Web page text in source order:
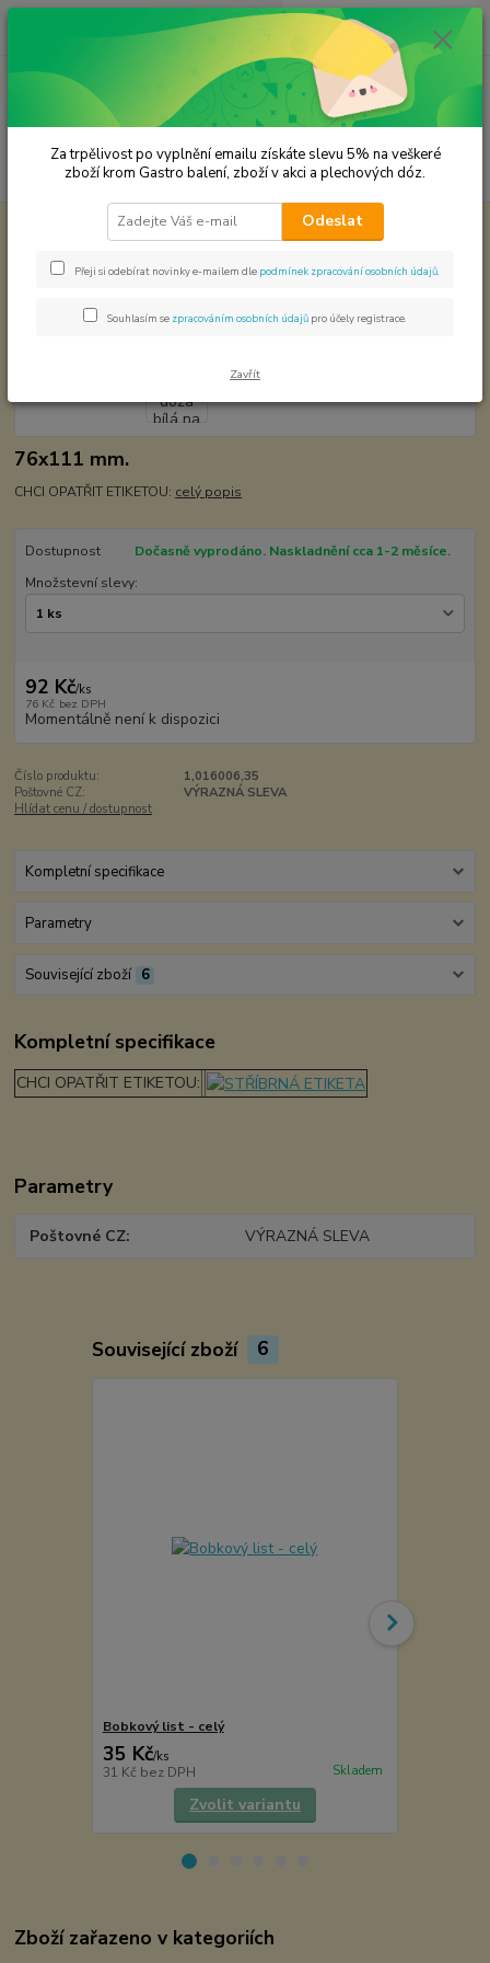
Menu
Hledat
ks
za 0,00 Kč
Plechové dózy - kořenky Olechová dóza bílá na potraviny
Olechová dóza bílá na potraviny
76x111 mm.
CHCI OPATŘIT ETIKETOU: celý popis
Dostupnost
Dočasně vyprodáno. Naskladnění cca 1-2 měsíce.
Množstevní slevy:
92 Kč/ks
76 Kč bez DPH
Momentálně není k dispozici
Číslo produktu:
1,016006,35
Poštovné CZ:
VÝRAZNÁ SLEVA
Hlídat cenu / dostupnost
Kompletní specifikace
Parametry
Související zboží 6
Kompletní specifikace
CHCI OPATŘIT ETIKETOU:
Parametry
Poštovné CZ VÝRAZNÁ SLEVA
Související zboží 6
Bobkový list - celý
35 Kč/ks
31 Kč bez DPH Skladem
Zvolit variantu
Zboží zařazeno v kategoriích
Za trpělivost po vyplnění emailu získáte slevu 5% na veškeré
zboží krom Gastro balení, zboží v akci a plechových dóz.
Odeslat
Přeji si odebírat novinky e-mailem dle podmínek zpracování osobních údajů
Souhlasím se zpracováním osobních údajů pro účely registrace.
Zavřít